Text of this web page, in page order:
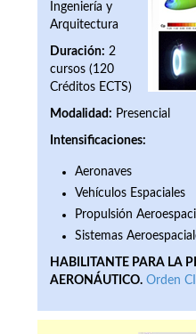
Ingeniería y
Arquitectura
Duración: 2
cursos (120
Créditos ECTS)
Modalidad: Presencial
Intensificaciones:
Aeronaves
Vehículos Espaciales
Propulsión
Sistemas
HABILITANTE PARA LA
AERONÁUTICO. Orden